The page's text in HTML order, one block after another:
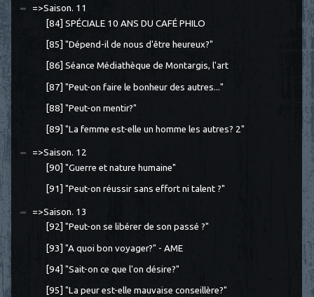
=>Saison. 11
[84] SPÉCIALE 10 ANS DU CAFÉ PHILO
[85] "Dépend-il de nous d'être heureux?"
[86] Séance Médiathèque de Montargis, l'art
[87] "Peut-on faire le bonheur des autres..."
[88] "Peut-on mentir?"
[89] "La femme est-elle un homme les autres? 2"
=>Saison. 12
[90] "Guerre et nature humaine"
[91] "Peut-on réussir sans effort ni talent ?"
=>Saison. 13
[92] "Peut-on se libérer de son passé ?"
[93] "A quoi bon voyager?" - AME
[94] "Sait-on ce que l'on désire?"
[95] "La peur est-elle mauvaise conseillère?"